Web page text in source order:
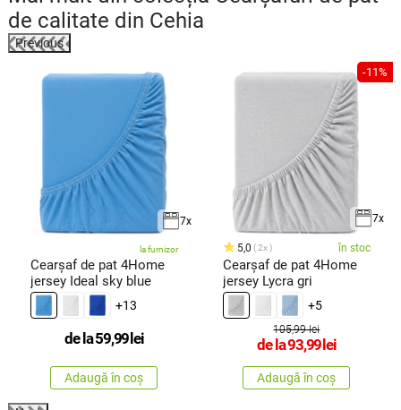
de calitate din Cehia
Previous
7x
la furnizor
Cearșaf de pat 4Home
jersey Ideal sky blue
+13
de la59,99 lei
Adaugă în coș
-11%
7x
5,0 2x în stoc
Cearșaf de pat 4Home
jersey Lycra gri
+5
105,99 lei
de la93,99 lei
Adaugă în coș